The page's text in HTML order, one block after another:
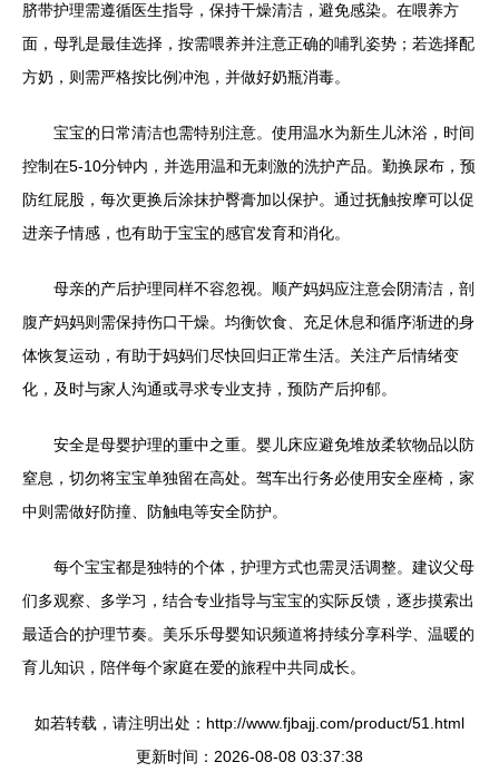
脐带护理需遵循医生指导，保持干燥清洁，避免感染。在喂养方
面，母乳是最佳选择，按需喂养并注意正确的哺乳姿势；若选择配
方奶，则需严格按比例冲泡，并做好奶瓶消毒。
宝宝的日常清洁也需特别注意。使用温水为新生儿沐浴，时间
控制在5-10分钟内，并选用温和无刺激的洗护产品。勤换尿布，预
防红屁股，每次更换后涂抹护臀膏加以保护。通过抚触按摩可以促
进亲子情感，也有助于宝宝的感官发育和消化。
母亲的产后护理同样不容忽视。顺产妈妈应注意会阴清洁，剖
腹产妈妈则需保持伤口干燥。均衡饮食、充足休息和循序渐进的身
体恢复运动，有助于妈妈们尽快回归正常生活。关注产后情绪变
化，及时与家人沟通或寻求专业支持，预防产后抑郁。
安全是母婴护理的重中之重。婴儿床应避免堆放柔软物品以防
窒息，切勿将宝宝单独留在高处。驾车出行务必使用安全座椅，家
中则需做好防撞、防触电等安全防护。
每个宝宝都是独特的个体，护理方式也需灵活调整。建议父母
们多观察、多学习，结合专业指导与宝宝的实际反馈，逐步摸索出
最适合的护理节奏。美乐乐母婴知识频道将持续分享科学、温暖的
育儿知识，陪伴每个家庭在爱的旅程中共同成长。
如若转载，请注明出处：http://www.fjbajj.com/product/51.html
更新时间：2026-08-08 03:37:38